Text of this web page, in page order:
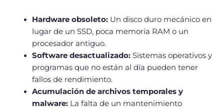
Hardware obsoleto:Un disco duro mecánico en
lugar de un SSD, poca memoria RAM o un
procesador antiguo.
Software desactualizado:Sistemas operativos y
programas que no están al día pueden tener
fallos de rendimiento.
Acumulación de archivos temporales y
malware:La falta de un mantenimiento